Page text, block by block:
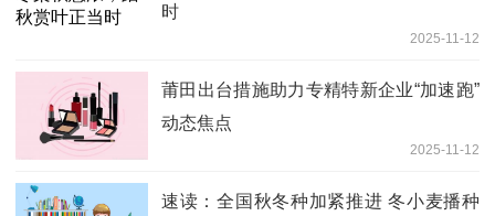
时
2025-11-12
莆田出台措施助力专精特新企业“加速跑”
动态焦点
2025-11-12
速读：全国秋冬种加紧推进 冬小麦播种